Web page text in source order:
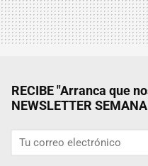
RECIBE "Arranca que
NEWSLETTER